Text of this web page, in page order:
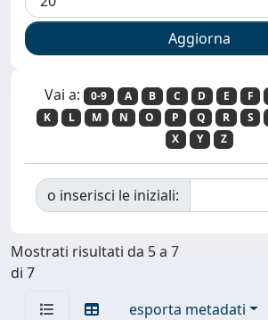
Vai a: 0-9 A B C D E F
K
L M N O P Q R S
X
Y Z
o inserisci le iniziali:
Mostrati risultati da 5 a 7
di 7
esporta metadati